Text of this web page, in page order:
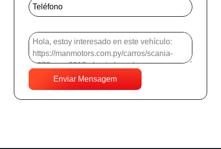
Enviar Mensagem